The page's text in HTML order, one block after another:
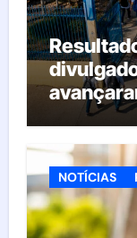
esperar
NOTÍCIAS